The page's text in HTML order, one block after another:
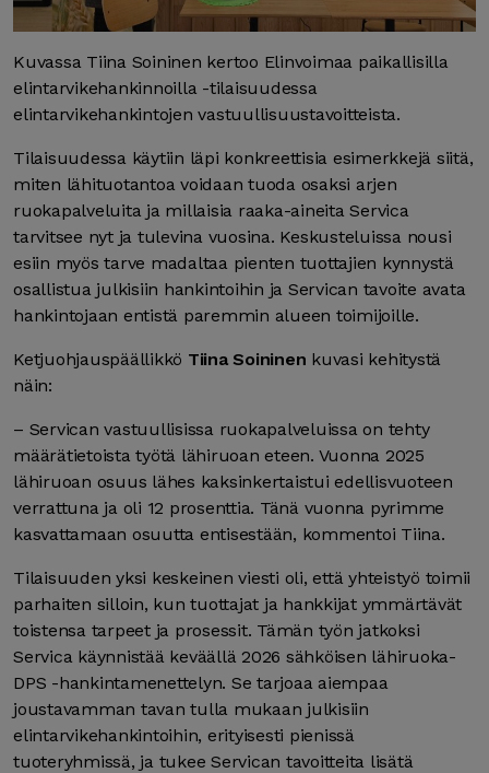
Kuvassa Tiina Soininen kertoo Elinvoimaa paikallisilla
elintarvikehankinnoilla -tilaisuudessa
elintarvikehankintojen vastuullisuustavoitteista.
Tilaisuudessa käytiin läpi konkreettisia esimerkkejä siitä,
miten lähituotantoa voidaan tuoda osaksi arjen
ruokapalveluita ja millaisia raaka-aineita Servica
tarvitsee nyt ja tulevina vuosina. Keskusteluissa nousi
esiin myös tarve madaltaa pienten tuottajien kynnystä
osallistua julkisiin hankintoihin ja Servican tavoite avata
hankintojaan entistä paremmin alueen toimijoille.
Ketjuohjauspäällikkö Tiina Soininen kuvasi kehitystä
näin:
– Servican vastuullisissa ruokapalveluissa on tehty
määrätietoista työtä lähiruoan eteen. Vuonna 2025
lähiruoan osuus lähes kaksinkertaistui edellisvuoteen
verrattuna ja oli 12 prosenttia. Tänä vuonna pyrimme
kasvattamaan osuutta entisestään, kommentoi Tiina.
Tilaisuuden yksi keskeinen viesti oli, että yhteistyö toimii
parhaiten silloin, kun tuottajat ja hankkijat ymmärtävät
toistensa tarpeet ja prosessit. Tämän työn jatkoksi
Servica käynnistää keväällä 2026 sähköisen lähiruoka-
DPS -hankintamenettelyn. Se tarjoaa aiempaa
joustavamman tavan tulla mukaan julkisiin
elintarvikehankintoihin, erityisesti pienissä
tuoteryhmissä, ja tukee Servican tavoitteita lisätä